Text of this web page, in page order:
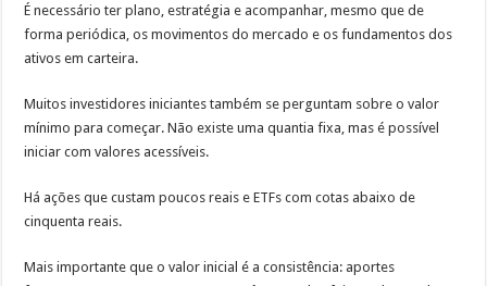
É necessário ter plano, estratégia e acompanhar, mesmo que de
forma periódica, os movimentos do mercado e os fundamentos dos
ativos em carteira.
Muitos investidores iniciantes também se perguntam sobre o valor
mínimo para começar. Não existe uma quantia fixa, mas é possível
iniciar com valores acessíveis.
Há ações que custam poucos reais e ETFs com cotas abaixo de
cinquenta reais.
Mais importante que o valor inicial é a consistência: aportes